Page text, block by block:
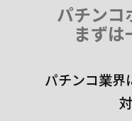
パチンコ
まずは
パチンコ業界